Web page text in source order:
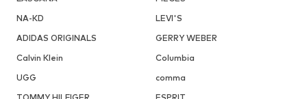
NA-KD
LEVI'S
ADIDAS ORIGINALS
GERRY WEBER
Calvin Klein
Columbia
UGG
comma